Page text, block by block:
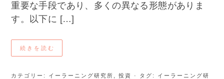
重要な手段であり、多くの異なる形態がありま
す。以下に […]
続きを読む
カテゴリー: イーラーニング研究所 ,投資 · タグ: イーラーニング研